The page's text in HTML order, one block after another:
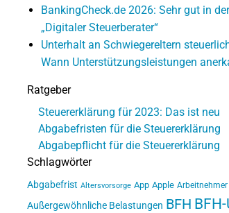
BankingCheck.de 2026: Sehr gut in
„Digitaler Steuerberater“
Unterhalt an Schwiegereltern
Wann Unterstützungsleistungen
Ratgeber
Steuererklärung für 2023: Das ist neu
Abgabefristen für die Steuererklärung
Abgabepflicht für die Steuererklärung
Schlagwörter
Abgabefrist Altersvorsorge App Apple Arbeitnehmer
Außergewöhnliche Belastungen BFH